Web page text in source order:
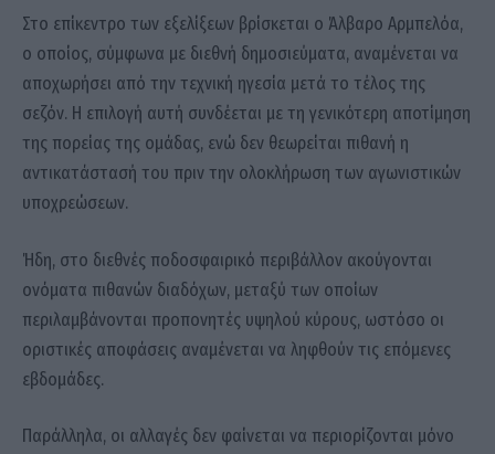
Στο επίκεντρο των εξελίξεων βρίσκεται ο Άλβαρο Αρμπελόα,
ο οποίος, σύμφωνα με διεθνή δημοσιεύματα, αναμένεται να
αποχωρήσει από την τεχνική ηγεσία μετά το τέλος της
σεζόν. Η επιλογή αυτή συνδέεται με τη γενικότερη αποτίμηση
της πορείας της ομάδας, ενώ δεν θεωρείται πιθανή η
αντικατάστασή του πριν την ολοκλήρωση των αγωνιστικών
υποχρεώσεων.
Ήδη, στο διεθνές ποδοσφαιρικό περιβάλλον ακούγονται
ονόματα πιθανών διαδόχων, μεταξύ των οποίων
περιλαμβάνονται προπονητές υψηλού κύρους, ωστόσο οι
οριστικές αποφάσεις αναμένεται να ληφθούν τις επόμενες
εβδομάδες.
Παράλληλα, οι αλλαγές δεν φαίνεται να περιορίζονται μόνο